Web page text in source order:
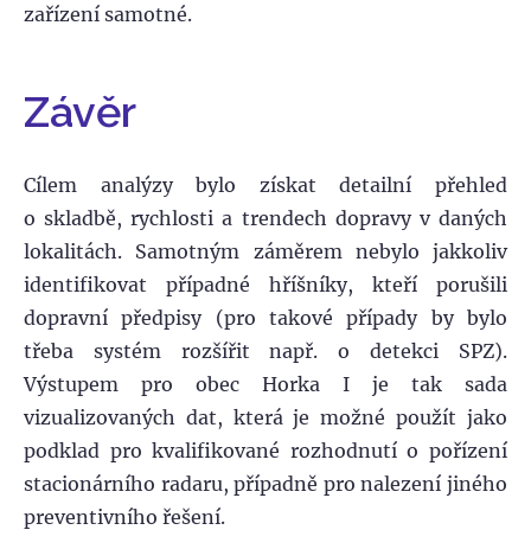
zařízení samotné.
Závěr
Cílem analýzy bylo získat detailní přehled
o skladbě, rychlosti a trendech dopravy v daných
lokalitách. Samotným záměrem nebylo jakkoliv
identifikovat případné hříšníky, kteří porušili
dopravní předpisy (pro takové případy by bylo
třeba systém rozšířit např. o detekci SPZ).
Výstupem pro obec Horka I je tak sada
vizualizovaných dat, která je možné použít jako
podklad pro kvalifikované rozhodnutí o pořízení
stacionárního radaru, případně pro nalezení jiného
preventivního řešení.